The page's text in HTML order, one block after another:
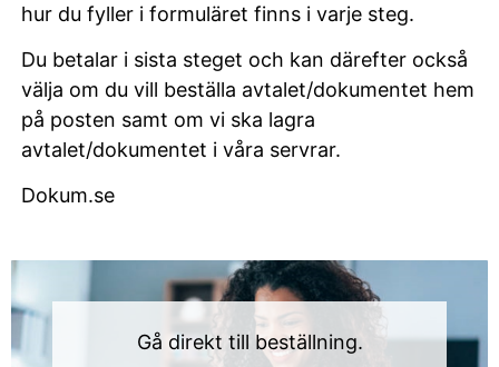
hur du fyller i formuläret finns i varje steg.
Du betalar i sista steget och kan därefter också
välja om du vill beställa avtalet/dokumentet hem
på posten samt om vi ska lagra
avtalet/dokumentet i våra servrar.
Dokum.se
Gå direkt till beställning.